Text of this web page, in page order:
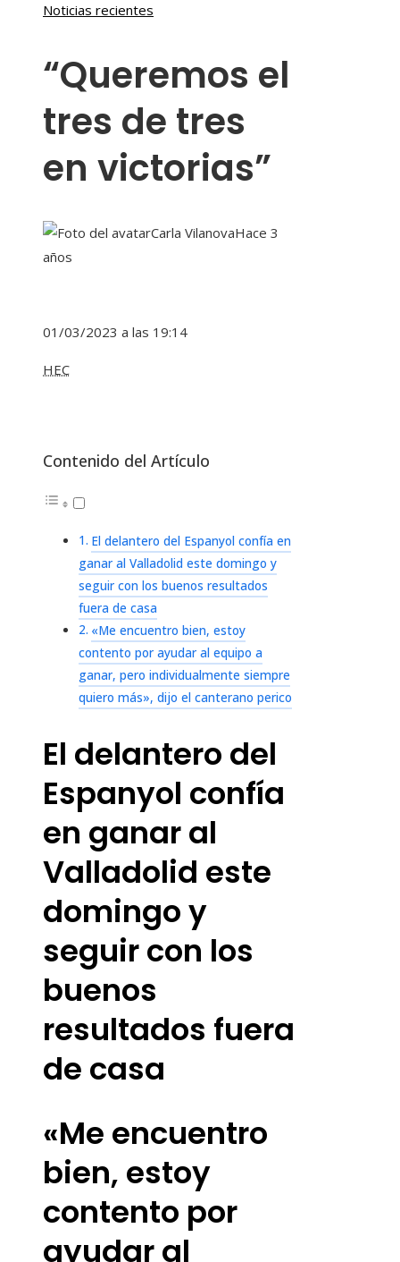
Noticias recientes
“Queremos el
tres de tres
en victorias”
Carla VilanovaHace 3
años
01/03/2023 a las 19:14
HEC
Contenido del Artículo
El delantero del Espanyol confía en
ganar al Valladolid este domingo y
seguir con los buenos resultados
fuera de casa
«Me encuentro bien, estoy
contento por ayudar al equipo a
ganar, pero individualmente siempre
quiero más», dijo el canterano perico
El delantero del
Espanyol confía
en ganar al
Valladolid este
domingo y
seguir con los
buenos
resultados fuera
de casa
«Me encuentro
bien, estoy
contento por
ayudar al